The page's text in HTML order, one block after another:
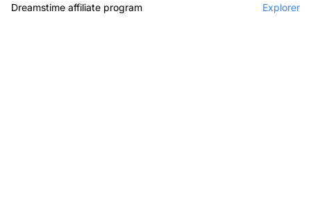
Dreamstime affiliate program
Explorer